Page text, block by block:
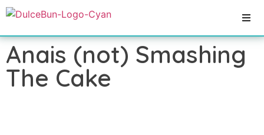
Anais (not) Smashing
The Cake